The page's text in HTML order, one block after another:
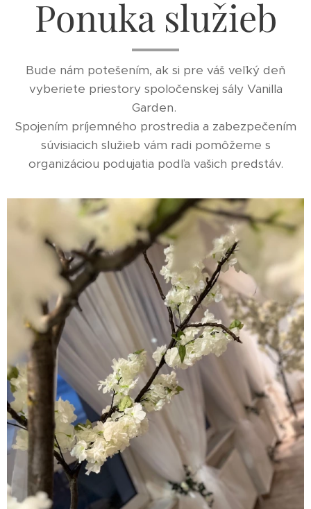
Ponuka služieb
Bude nám potešením, ak si pre váš veľký deň
vyberiete priestory spoločenskej sály Vanilla
Garden.
Spojením príjemného prostredia a zabezpečením
súvisiacich služieb vám radi pomôžeme s
organizáciou podujatia podľa vašich predstáv.